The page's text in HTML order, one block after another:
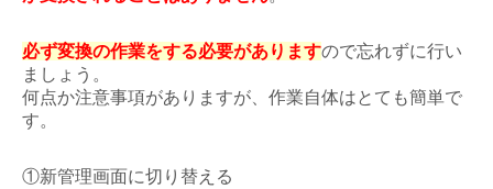
必ず変換の作業をする必要がありますので忘れずに行い
ましょう。
何点か注意事項がありますが、作業自体はとても簡単で
す。
①新管理画面に切り替える